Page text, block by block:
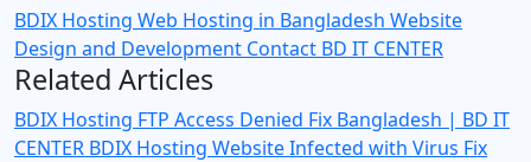
BDIX Hosting Web Hosting in Bangladesh Website
Design and Development Contact BD IT CENTER
Related Articles
BDIX Hosting FTP Access Denied Fix Bangladesh | BD IT
CENTER BDIX Hosting Website Infected with Virus Fix